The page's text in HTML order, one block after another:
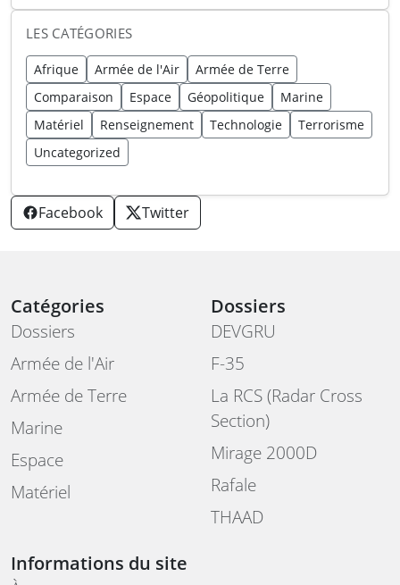
LES CATÉGORIES
Afrique Armée de l'Air
Armée de Terre
Comparaison
Espace Géopolitique
Marine
Matériel
Renseignement Technologie
Terrorisme
Uncategorized
Facebook Twitter
Catégories
Dossiers
Armée de l'Air
Armée de Terre
Marine
Espace
Matériel
Dossiers
DEVGRU
F-35
La RCS (Radar Cross
Section)
Mirage 2000D
Rafale
THAAD
Informations du site